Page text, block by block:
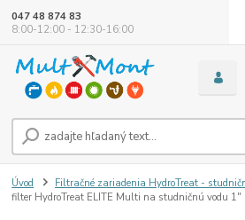
047 48 874 83
8:00-12:00 - 12:30-16:00
Úvod Filtračné zariadenia HydroTreat -
filter HydroTreat ELITE Multi na studničnú vodu 1"